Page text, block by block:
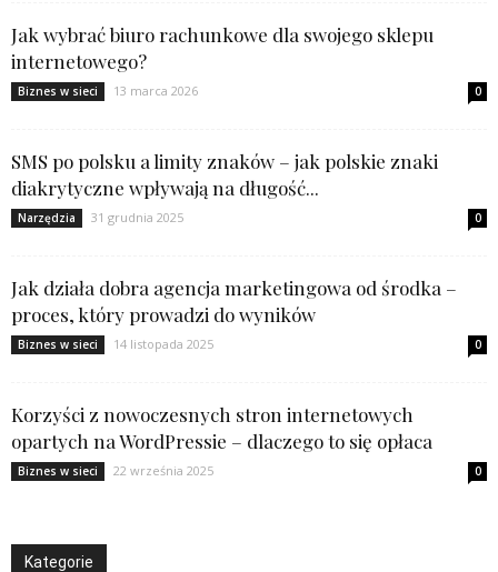
Jak wybrać biuro rachunkowe dla swojego sklepu
internetowego?
Biznes w sieci 13 marca 2026 0
SMS po polsku a limity znaków – jak polskie znaki
diakrytyczne wpływają na długość...
Narzędzia 31 grudnia 2025 0
Jak działa dobra agencja marketingowa od środka –
proces, który prowadzi do wyników
Biznes w sieci 14 listopada 2025 0
Korzyści z nowoczesnych stron internetowych
opartych na WordPressie – dlaczego to się opłaca
Biznes w sieci 22 września 2025 0
Kategorie